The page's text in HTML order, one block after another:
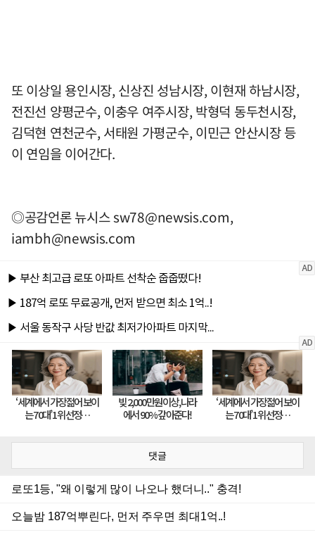
또 이상일 용인시장, 신상진 성남시장, 이현재 하남시장,
전진선 양평군수, 이충우 여주시장, 박형덕 동두천시장,
김덕현 연천군수, 서태원 가평군수, 이민근 안산시장 등
이 연임을 이어간다.
◎공감언론 뉴시스sw78@newsis.com,
iambh@newsis.com
댓글